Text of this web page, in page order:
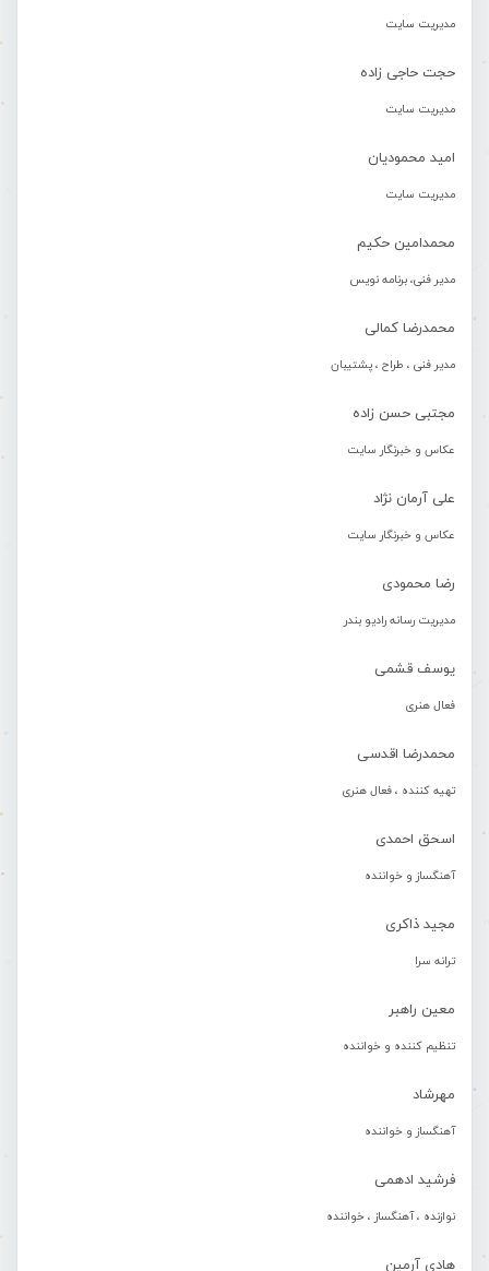
مدیریت سایت
حجت حاجی زاده
مدیریت سایت
امید محمودیان
مدیریت سایت
محمدامین حکیم
مدیر فنی، برنامه نویس
محمدرضا کمالی
مدیر فنی ، طراح ، پشتیبان
مجتبی حسن زاده
عکاس و خبرنگار سایت
علی آرمان نژاد
عکاس و خبرنگار سایت
رضا محمودی
مدیریت رسانه رادیو بندر
یوسف قشمی
فعال هنری
محمدرضا اقدسی
تهیه کننده ، فعال هنری
اسحق احمدی
آهنگساز و خواننده
مجید ذاکری
ترانه سرا
معین راهبر
تنظیم کننده و خواننده
مهرشاد
آهنگساز و خواننده
فرشید ادهمی
نوازنده ، آهنگساز ، خواننده
هادی آرمین